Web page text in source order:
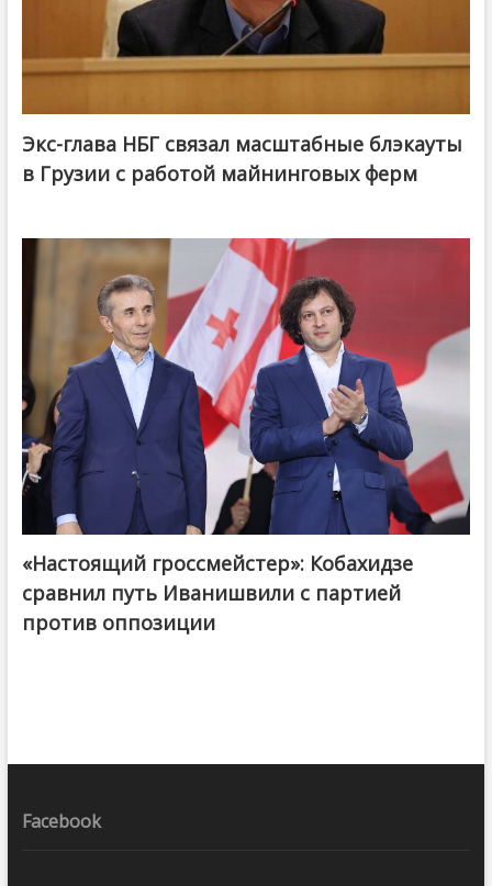
Экс-глава НБГ связал масштабные блэкауты
в Грузии с работой майнинговых ферм
@ქართული ოცნება / Georgian Dream
«Настоящий гроссмейстер»: Кобахидзе
сравнил путь Иванишвили с партией
против оппозиции
Facebook